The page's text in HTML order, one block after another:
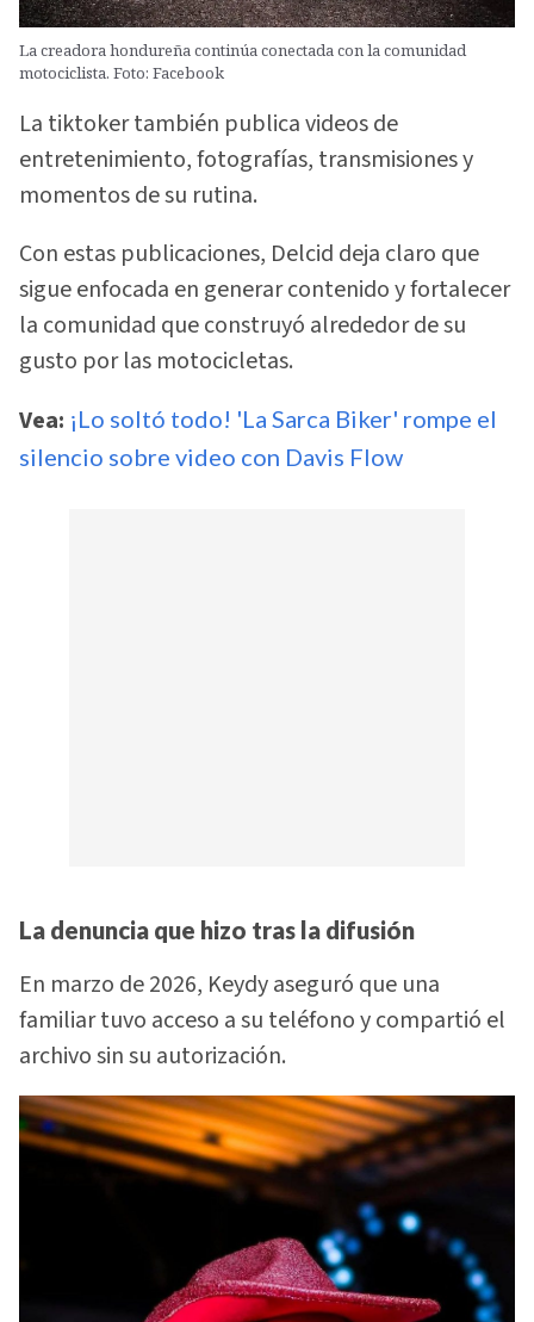
La creadora hondureña continúa conectada con la comunidad
motociclista. Foto: Facebook
La tiktoker también publica videos de
entretenimiento, fotografías, transmisiones y
momentos de su rutina.
Con estas publicaciones, Delcid deja claro que
sigue enfocada en generar contenido y fortalecer
la comunidad que construyó alrededor de su
gusto por las motocicletas.
Vea: ¡Lo soltó todo! 'La Sarca Biker' rompe el
silencio sobre video con Davis Flow
La denuncia que hizo tras la difusión
En marzo de 2026, Keydy aseguró que una
familiar tuvo acceso a su teléfono y compartió el
archivo sin su autorización.